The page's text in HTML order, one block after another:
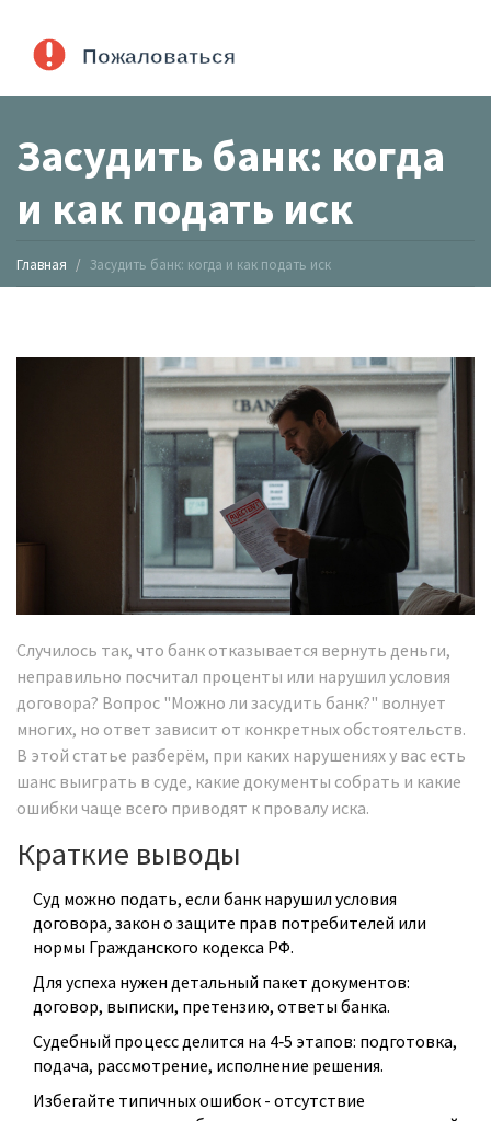
Засудить банк: когда
и как подать иск
Главная Засудить банк: когда и как подать иск
Случилось так, что банк отказывается вернуть деньги,
неправильно посчитал проценты или нарушил условия
договора? Вопрос "Можно ли засудить банк?" волнует
многих, но ответ зависит от конкретных обстоятельств.
В этой статье разберём, при каких нарушениях у вас есть
шанс выиграть в суде, какие документы собрать и какие
ошибки чаще всего приводят к провалу иска.
Краткие выводы
Суд можно подать, если банк нарушил условия
договора, закон о защите прав потребителей или
нормы Гражданского кодекса РФ.
Для успеха нужен детальный пакет документов:
договор, выписки, претензию, ответы банка.
Судебный процесс делится на 4‑5 этапов: подготовка,
подача, рассмотрение, исполнение решения.
Избегайте типичных ошибок - отсутствие